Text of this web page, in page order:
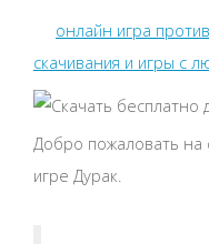
онлайн игра
скачивания и игры с
Добро пожаловать на
игре Дурак.